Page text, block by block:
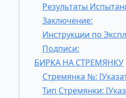
Результаты
Заключение:
Инструкции по
Подписи:
БИРКА НА СТРЕМЯНКУ
Стремянка №:
Тип Стремянки: